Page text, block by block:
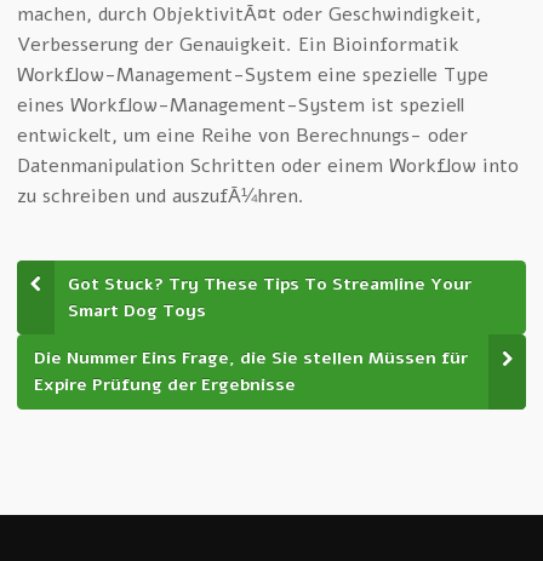
machen, durch ObjektivitÃ¤t oder Geschwindigkeit,
Verbesserung der Genauigkeit. Ein Bioinformatik
Workflow-Management-System eine spezielle Type
eines Workflow-Management-System ist speziell
entwickelt, um eine Reihe von Berechnungs- oder
Datenmanipulation Schritten oder einem Workflow into
zu schreiben und auszufÃ¼hren.
Got Stuck? Try These Tips To Streamline Your
Smart Dog Toys
Die Nummer Eins Frage, die Sie stellen Müssen für
Expire Prüfung der Ergebnisse